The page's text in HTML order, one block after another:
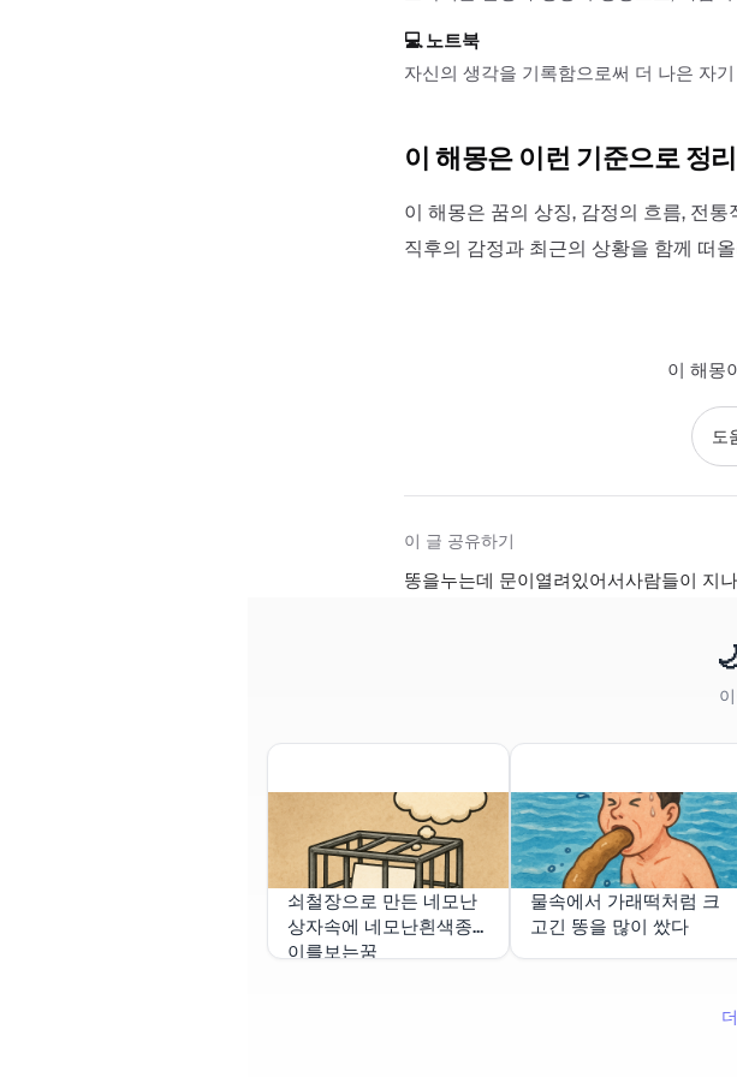
💻 노트북
자신의 생각을 기록함으로써 더 나은 자
이 해몽은 이런 기준으로 정
이 해몽은 꿈의 상징, 감정의 흐름, 전
직후의 감정과 최근의 상황을 함께 떠
이 해몽
도
이 글 공유하기
똥을누는데 문이열려있어서사람들이 지
쇠철장으로 만든 네모난
상자속에 네모난흰색종
이를보는꿈
물속에서 가래떡처럼 크
고긴 똥을 많이 쌌다